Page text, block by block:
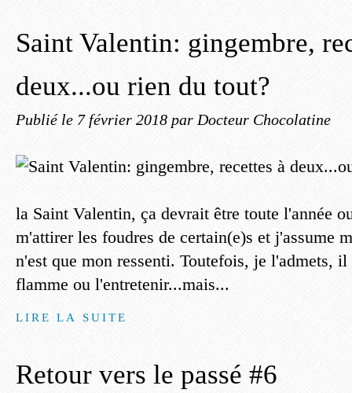
Saint Valentin: gingembre,
deux...ou rien du tout?
Publié le 7 février 2018 par Docteur Chocolatine
la Saint Valentin, ça devrait être toute l'année
m'attirer les foudres de certain(e)s et j'assume
n'est que mon ressenti. Toutefois, je l'admets,
flamme ou l'entretenir...mais...
LIRE LA SUITE
Retour vers le passé #6